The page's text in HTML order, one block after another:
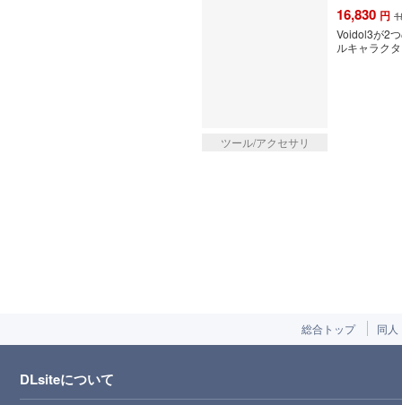
ツール/アクセサリ
16,830 円
Voidol3が2
ルキャラク
総合トップ 同人
DLsiteについて